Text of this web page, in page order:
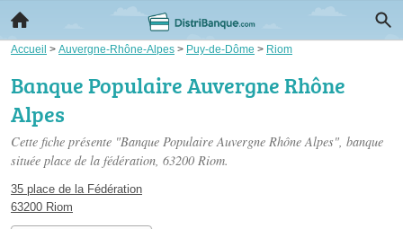
Accueil > Auvergne-Rhône-Alpes > Puy-de-Dôme > Riom
Banque Populaire Auvergne Rhône
Alpes
Cette fiche présente "Banque Populaire Auvergne Rhône Alpes", banque
située place de la fédération, 63200 Riom.
35 place de la Fédération
63200 Riom